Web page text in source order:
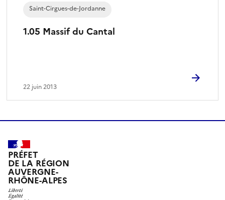
1.05 Massif du Cantal
Saint-Cirgues-de-Jordanne
22 juin 2013
PRÉFET
DE LA RÉGION
AUVERGNE-
RHÔNE-ALPES